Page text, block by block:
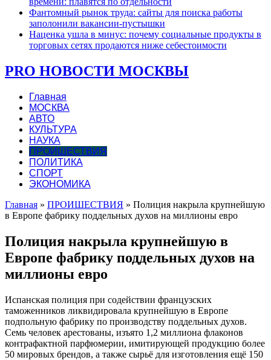
Фантомный рынок труда: сайты для поиска работы
заполонили вакансии-пустышки
Наценка ушла в минус: почему социальные продукты в
торговых сетях продаются ниже себестоимости
PRO НОВОСТИ МОСКВЫ
Главная
МОСКВА
АВТО
КУЛЬТУРА
НАУКА
ПРОИШЕСТВИЯ
ПОЛИТИКА
СПОРТ
ЭКОНОМИКА
Главная » ПРОИШЕСТВИЯ » Полиция накрыла крупнейшую
в Европе фабрику поддельных духов на миллионы евро
Полиция накрыла крупнейшую в
Европе фабрику поддельных духов на
миллионы евро
Испанская полиция при содействии французских
таможенников ликвидировала крупнейшую в Европе
подпольную фабрику по производству поддельных духов.
Семь человек арестованы, изъято 1,2 миллиона флаконов
контрафактной парфюмерии, имитирующей продукцию более
50 мировых брендов, а также сырьё для изготовления ещё 150